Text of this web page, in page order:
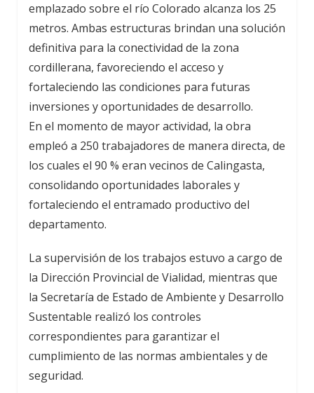
emplazado sobre el río Colorado alcanza los 25
metros. Ambas estructuras brindan una solución
definitiva para la conectividad de la zona
cordillerana, favoreciendo el acceso y
fortaleciendo las condiciones para futuras
inversiones y oportunidades de desarrollo.
En el momento de mayor actividad, la obra
empleó a 250 trabajadores de manera directa, de
los cuales el 90 % eran vecinos de Calingasta,
consolidando oportunidades laborales y
fortaleciendo el entramado productivo del
departamento.
La supervisión de los trabajos estuvo a cargo de
la Dirección Provincial de Vialidad, mientras que
la Secretaría de Estado de Ambiente y Desarrollo
Sustentable realizó los controles
correspondientes para garantizar el
cumplimiento de las normas ambientales y de
seguridad.